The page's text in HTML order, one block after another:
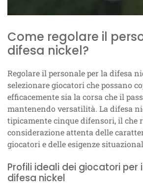
Come regolare il
difesa nickel?
Regolare il personale per la difesa
selezionare giocatori che possano
efficacemente sia la corsa che il
mantenendo versatilità. La difesa
tipicamente cinque difensori, il che
considerazione attenta delle
giocatori e delle esigenze
Profili ideali dei giocatori per
difesa nickel